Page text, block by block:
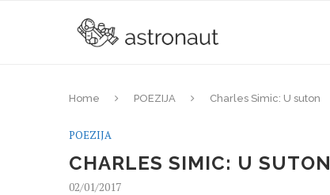
Home POEZIJA Charles Simic: U suton
POEZIJA
CHARLES SIMIC: U SUTON
02/01/2017